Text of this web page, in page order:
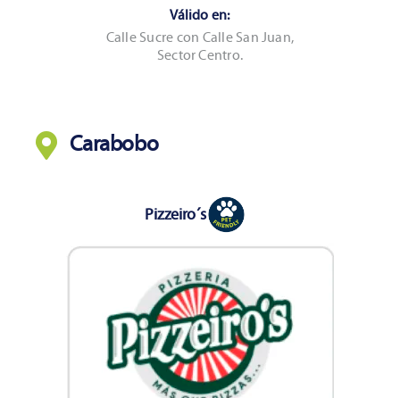
Válido en:
Calle Sucre con Calle San Juan,
Sector Centro.
Carabobo
Pizzeiro´s